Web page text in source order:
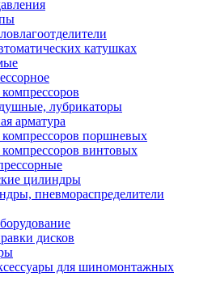
катушках
лубрикаторы
арматура
компрессоров поршневых
компрессоров винтовых
цилиндры
пневмораспределители
дисков
для шиномонтажных